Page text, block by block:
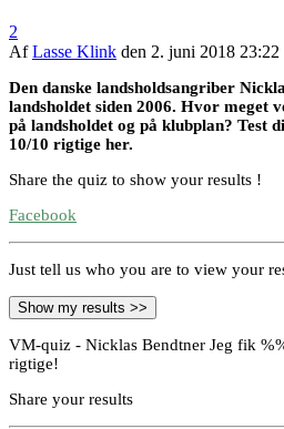
2
AfLasse Klink den 2. juni 2018 23:22
Den danske landsholdsangriber
landsholdet siden 2006. Hvor meget
på landsholdet og på klubplan? Test
10/10 rigtige her.
Share the quiz to show your results !
Facebook
Just tell us who you are to view your
Show my results >>
VM-quiz - Nicklas Bendtner Jeg fik
rigtige!
Share your results